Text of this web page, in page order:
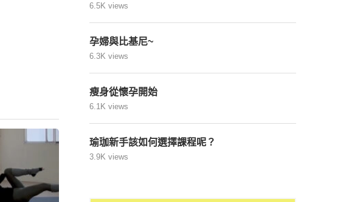
6.5K views
孕婦與比基尼~
6.3K views
瘦身從懷孕開始
6.1K views
瑜珈新手該如何選擇課程呢？
3.9K views